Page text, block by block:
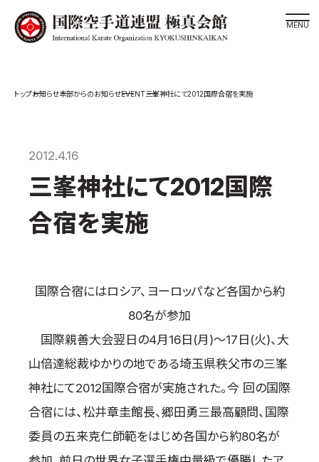
大山倍達総裁 紹介
松井章奎館長 紹介
極真の歴史
役員紹介
各委員会紹介
国際空手道連盟について
お知らせ
本部からのお知らせ
支部からのお知らせ
公式大会
公式記録
お知らせ本部からのお知らせEVENT三峯神社にて2012国際合宿を実施
2012.4.16
三峯神社にて2012国際
合宿を実施
国際合宿にはロシア、ヨーロッパなど各国から約
80名が参加
国際親善大会翌日の4月16日(月)～17日(火)、大
山倍達総裁ゆかりの地である埼玉県秩父市の三峯
神社にて2012国際合宿が実施された。今 回の国際
合宿には、松井章圭館長、郷田勇三最高顧問、国際
委員の五来克仁師範をはじめ各国から約80名が